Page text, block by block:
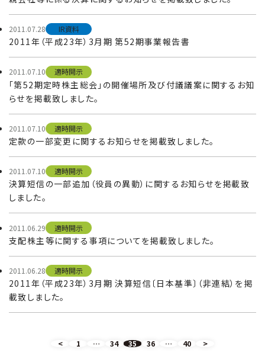
2011.07.28 IR資料
2011年（平成23年）3月期 第52期事業報告書
2011.07.10 適時開示
「第52期定時株主総会」の開催場所及び付議議案に関するお知
らせを掲載致しました。
2011.07.10 適時開示
定款の一部変更に関するお知らせを掲載致しました。
2011.07.10 適時開示
決算短信の一部追加（役員の異動）に関するお知らせを掲載致
しました。
2011.06.29 適時開示
支配株主等に関する事項についてを掲載致しました。
2011.06.28 適時開示
2011年（平成23年）3月期 決算短信〔日本基準〕（非連結）を掲
載致しました。
< 固
1 … 固
34 固
35 固
36 … 固
40 >